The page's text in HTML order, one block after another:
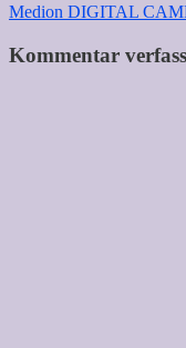
Medion DIGITAL
Kommentar